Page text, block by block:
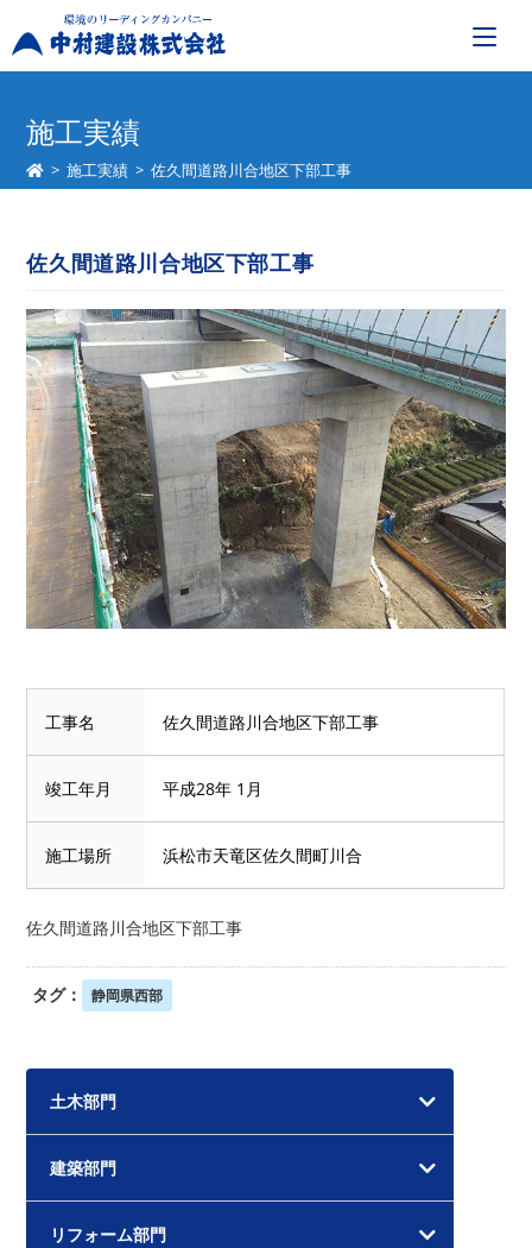
施工実績
> 施工実績 > 佐久間道路川合地区下部工事
佐久間道路川合地区下部工事
工事名 佐久間道路川合地区下部工事
竣工年月 平成28年 1月
施工場所 浜松市天竜区佐久間町川合
佐久間道路川合地区下部工事
タグ： 静岡県西部
土木部門
建築部門
リフォーム部門